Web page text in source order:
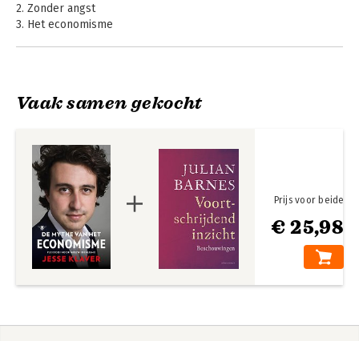
Bekijk alle boeken
2. Zonder angst
3. Het economisme
Vaak samen gekocht
€ 25,98
Prijs voor beide